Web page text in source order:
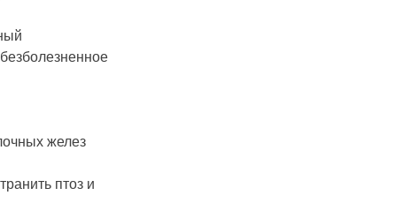
желез
птоз и